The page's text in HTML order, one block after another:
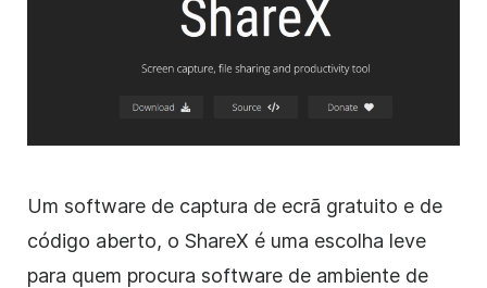
Um software de captura de ecrã gratuito e de
código aberto, o ShareX é uma escolha leve
para quem procura software de ambiente de